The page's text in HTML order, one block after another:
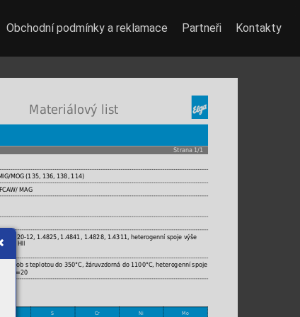
Materiálový list
Strana 1/1
MOG (135, 136, 138, 114)
MAG
20-12, 1.4825, 1.4841, 1.4828, 1.4311, heterogenní spoje výše
HI, HII
nádob s teplotou do 350°C, žáruvzdorná do 1100°C, heterogenní spoje
FN=20
S Cr Ni Mo
Obchodní podmínky a reklamace Partneři Kontakty